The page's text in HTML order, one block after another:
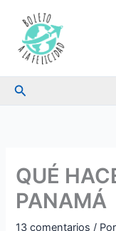
contenido
Buscar
QUÉ
PANAMÁ
13 comentarios / Por